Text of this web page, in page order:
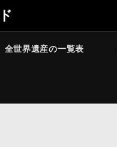
全世界遺産の一覧表